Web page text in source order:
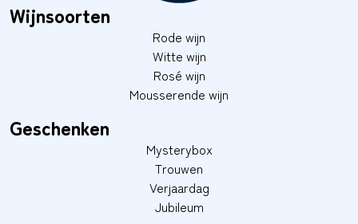
Wijnsoorten
Rode wijn
Witte wijn
Rosé wijn
Mousserende wijn
Geschenken
Mysterybox
Trouwen
Verjaardag
Jubileum